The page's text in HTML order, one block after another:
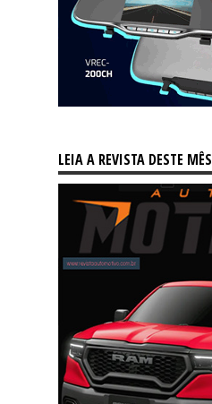
LEIA A REVISTA DESTE MÊS